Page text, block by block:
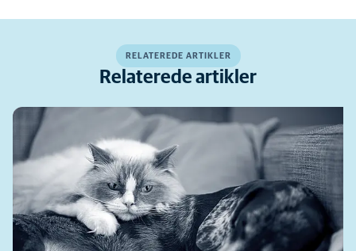
RELATEREDE ARTIKLER
Relaterede artikler